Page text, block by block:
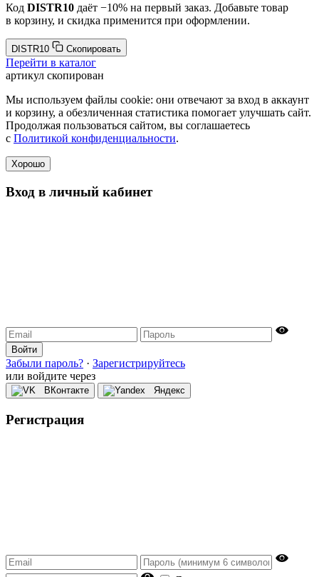
Код DISTR10 даёт −10% на первый заказ. Добавьте товар
в корзину, и скидка применится при оформлении.
DISTR10 Скопировать
Перейти в каталог
артикул скопирован
Мы используем файлы cookie: они отвечают за вход в аккаунт
и корзину, а обезличенная статистика помогает улучшать сайт.
Продолжая пользоваться сайтом, вы соглашаетесь
с Политикой конфиденциальности.
Хорошо
Вход в личный кабинет
Войти
Забыли пароль? · Зарегистрируйтесь
или войдите через
ВКонтакте Яндекс
Регистрация